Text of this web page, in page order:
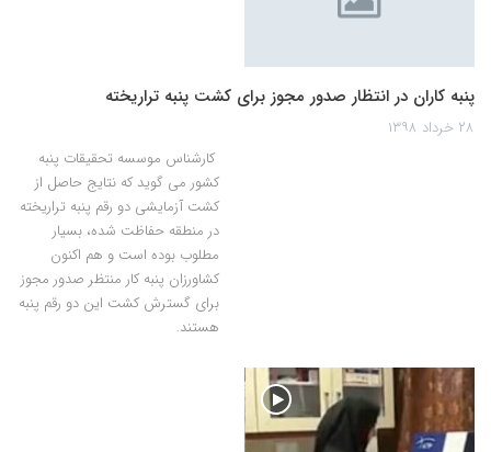
پنبه کاران در انتظار صدور مجوز برای کشت پنبه تراریخته
۲۸ خرداد ۱۳۹۸
کارشناس موسسه تحقیقات پنبه
کشور می گوید که نتایج حاصل از
کشت آزمایشی دو رقم پنبه تراریخته
در منطقه حفاظت شده، بسیار
مطلوب بوده است و هم اکنون
کشاورزان پنبه کار منتظر صدور مجوز
برای گسترش کشت این دو رقم پنبه
هستند.